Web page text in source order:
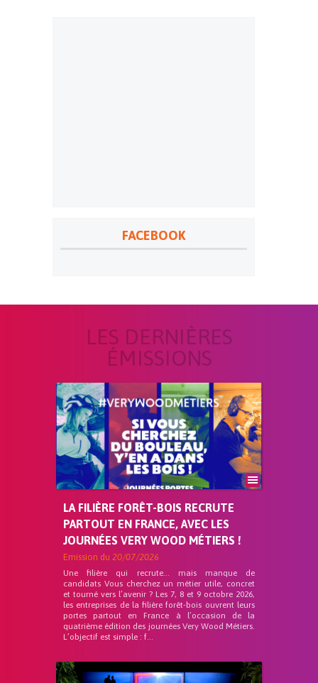
FACEBOOK
LES DERNIÈRES
ÉMISSIONS
LA FILIÈRE FORÊT-BOIS RECRUTE
PARTOUT EN FRANCE, AVEC LES
JOURNÉES VERY WOOD MÉTIERS !
Emission du 20/07/2026
Une filière qui recrute… mais manque de
candidats Vous cherchez un métier utile, concret
et tourné vers l’avenir ? Les 7, 8 et 9 octobre 2026,
les entreprises de la filière forêt-bois ouvrent leurs
portes partout en France à l’occasion de la
quatrième édition des journées Very Wood Métiers.
L’objectif est simple : f...